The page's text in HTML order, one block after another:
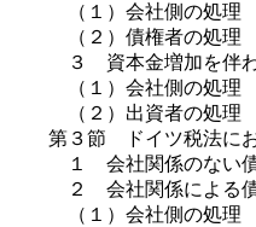
（１）会社側の処理
（２）債権者の処理
３ 資本金増加を伴わ
（１）会社側の処理
（２）出資者の処理
第３節 ドイツ税法にお
１ 会社関係のない債
２ 会社関係による債
（１）会社側の処理